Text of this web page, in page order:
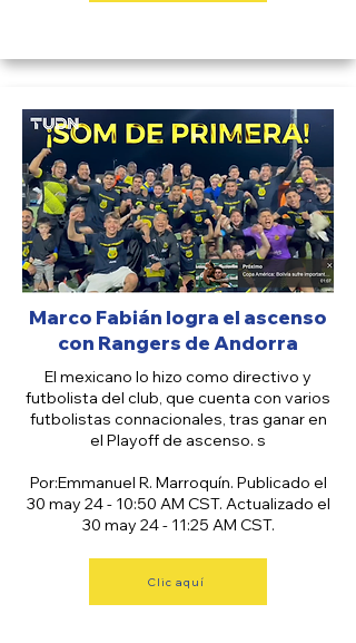
Marco Fabián logra el ascenso
con Rangers de Andorra
El mexicano lo hizo como directivo y
futbolista del club, que cuenta con varios
futbolistas connacionales, tras ganar en
el Playoff de ascenso. s
Por:Emmanuel R. Marroquín. Publicado el
30 may 24 - 10:50 AM CST. Actualizado el
30 may 24 - 11:25 AM CST.
Clic aquí